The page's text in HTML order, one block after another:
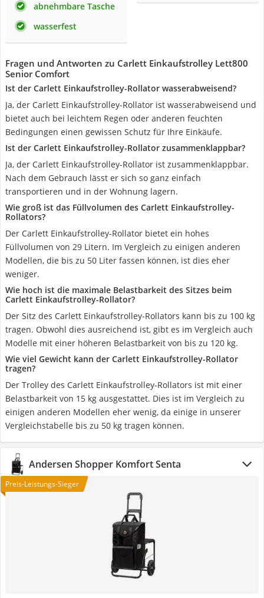
abnehmbare Tasche
wasserfest
Fragen und Antworten zu Carlett Einkaufstrolley Lett800
Senior Comfort
Ist der Carlett Einkaufstrolley-Rollator wasserabweisend?
Ja, der Carlett Einkaufstrolley-Rollator ist wasserabweisend und
bietet auch bei leichtem Regen oder anderen feuchten
Bedingungen einen gewissen Schutz für Ihre Einkäufe.
Ist der Carlett Einkaufstrolley-Rollator zusammenklappbar?
Ja, der Carlett Einkaufstrolley-Rollator ist zusammenklappbar.
Nach dem Gebrauch lässt er sich so ganz einfach
transportieren und in der Wohnung lagern.
Wie groß ist das Füllvolumen des Carlett Einkaufstrolley-
Rollators?
Der Carlett Einkaufstrolley-Rollator bietet ein hohes
Füllvolumen von 29 Litern. Im Vergleich zu einigen anderen
Modellen, die bis zu 50 Liter fassen können, ist dies eher
weniger.
Wie hoch ist die maximale Belastbarkeit des Sitzes beim
Carlett Einkaufstrolley-Rollator?
Der Sitz des Carlett Einkaufstrolley-Rollators kann bis zu 100 kg
tragen. Obwohl dies ausreichend ist, gibt es im Vergleich auch
Modelle mit einer höheren Belastbarkeit von bis zu 120 kg.
Wie viel Gewicht kann der Carlett Einkaufstrolley-Rollator
tragen?
Der Trolley des Carlett Einkaufstrolley-Rollators ist mit einer
Belastbarkeit von 15 kg ausgestattet. Dies ist im Vergleich zu
einigen anderen Modellen eher wenig, da einige in unserer
Vergleichstabelle bis zu 50 kg tragen können.
Andersen Shopper Komfort Senta
Preis-Leistungs-Sieger